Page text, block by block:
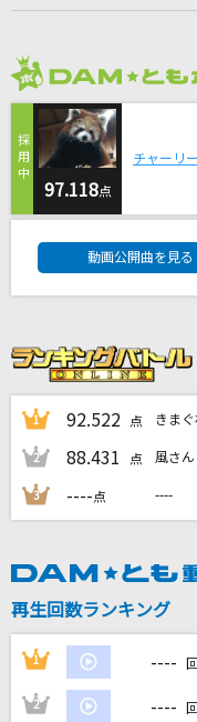
乃木坂46
メーベル
フェイキング・オ
jon-YAKITORY
Pretender
Official髭男dism
星街すいせい
[生音]明日晴れるか
カラ
カラ
97.118点
チャーリー
動画公開曲を見る
1 92.522 点 きま
2 88.431 点 風さん
3 ----点 ----
再生回数ランキング
1 ---- 回
2 ---- 回